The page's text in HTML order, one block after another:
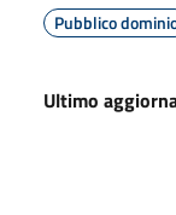
Pubblico
Ultimo